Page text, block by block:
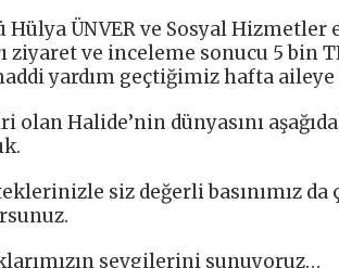
Hülya ÜNVER ve Sosyal
ziyaret ve inceleme sonucu 5 bin
yardım geçtiğimiz hafta
olan Halide’nin dünyasını
siz değerli basınımız da
sevgilerini sunuyoruz…